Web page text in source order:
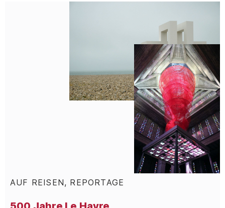
AUF REISEN, REPORTAGE